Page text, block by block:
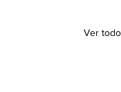
Ver todo